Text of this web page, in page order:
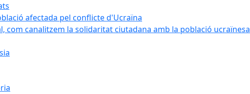
afectada pel conflicte d'Ucraïna
com canalitzem la solidaritat ciutadana amb la població ucraïnesa